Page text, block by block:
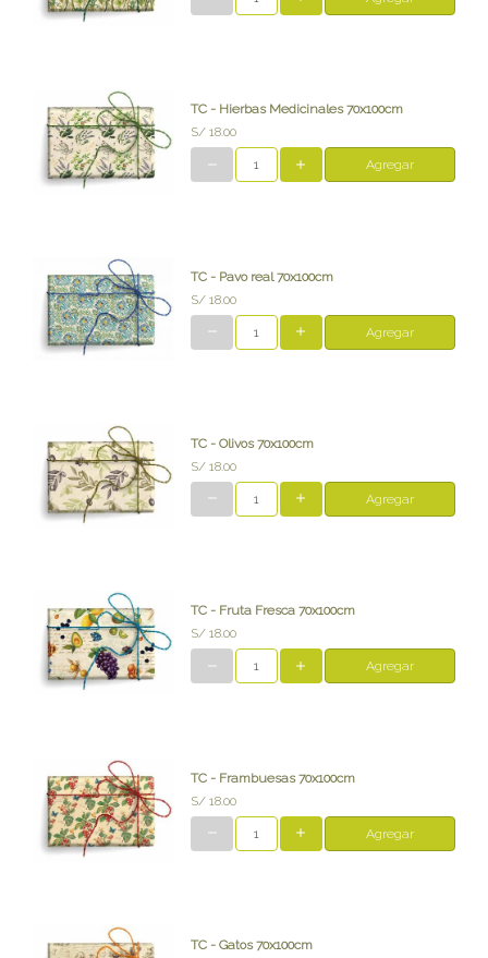
TC - Hierbas Medicinales 70x100cm
S/ 18.00
Agregar
TC - Pavo real 70x100cm
S/ 18.00
Agregar
TC - Olivos 70x100cm
S/ 18.00
Agregar
TC - Fruta Fresca 70x100cm
S/ 18.00
Agregar
TC - Frambuesas 70x100cm
S/ 18.00
Agregar
TC - Gatos 70x100cm